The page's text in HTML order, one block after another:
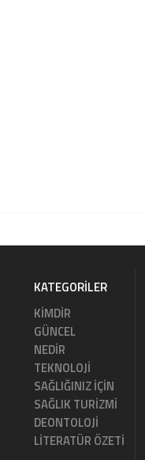
KATEGORILER
KİMDİR
GÜNCEL
NEDİR
TEKNOLOJİ
SAĞLIĞINIZ İÇİN
SAĞLIK TURİZMİ
DEONTOLOJİ
LİTERATÜR ÖZETİ